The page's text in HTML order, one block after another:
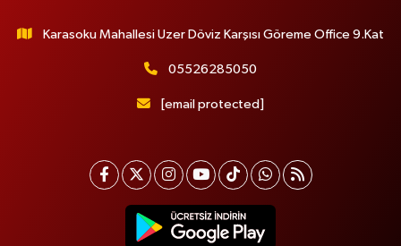
Karasoku Mahallesi Uzer Döviz Karşısı Göreme Office 9.Kat
05526285050
[email protected]